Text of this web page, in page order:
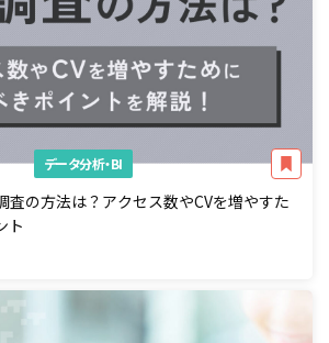
データ分析・BI
査の方法は？アクセス数やCVを増やすた
ト